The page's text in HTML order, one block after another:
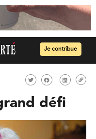
Je contribue
défi